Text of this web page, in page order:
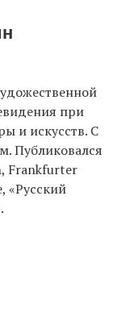
при
и искусств. С
Публиковался
Frankfurter
«Pусский